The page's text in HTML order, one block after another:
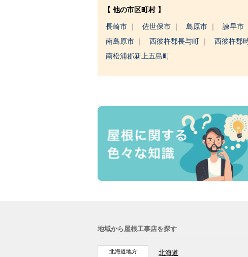
【 他の市区町村 】
長崎市 佐世保市 島原市 諫早市
南島原市
西彼杵郡長与町 西彼杵郡
南松浦郡新上五島町
地域から屋根工事店を探す
北海道地方 北海道